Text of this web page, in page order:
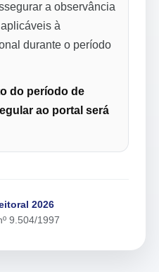
a observância
à
durante o período
do período de
ao portal será
2026
9.504/1997